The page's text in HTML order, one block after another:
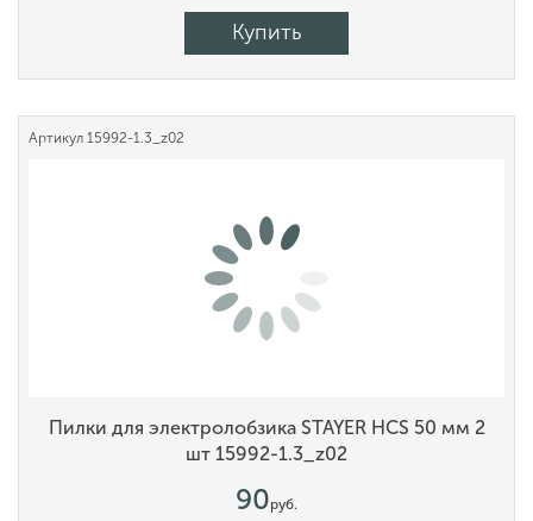
Купить
Артикул 15992-1.3_z02
Пилки для электролобзика STAYER HCS 50 мм 2
шт 15992-1.3_z02
90руб.